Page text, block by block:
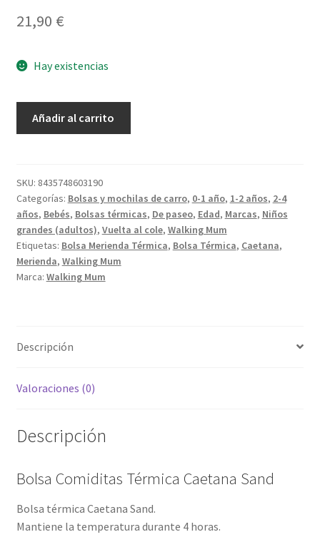
21,90 €
Hay existencias
Sand
cantidad
Añadir al carrito
SKU: 8435748603190
Categorías: Bolsas y mochilas de carro, 0-1 año, 1-2 años, 2-4
años, Bebés, Bolsas térmicas, De paseo, Edad, Marcas, Niños
grandes (adultos), Vuelta al cole, Walking Mum
Etiquetas: Bolsa Merienda Térmica, Bolsa Térmica, Caetana,
Merienda, Walking Mum
Marca: Walking Mum
Descripción
Valoraciones (0)
Descripción
Bolsa Comiditas Térmica Caetana Sand
Bolsa térmica Caetana Sand.
Mantiene la temperatura durante 4 horas.